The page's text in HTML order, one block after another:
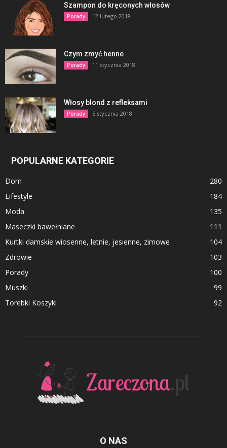
Szampon do kręconych włosów
Porady 12 lutego 2018
Czym zmyć henne
Porady 11 stycznia 2018
Włosy blond z refleksami
Porady 5 stycznia 2018
POPULARNE KATEGORIE
Dom
280
Lifestyle
184
Moda
135
Maseczki bawełniane
111
Kurtki damskie wiosenne, letnie, jesienne, zimowe
104
Zdrowie
103
Porady
100
Muszki
99
Torebki Koszyki
92
O NAS